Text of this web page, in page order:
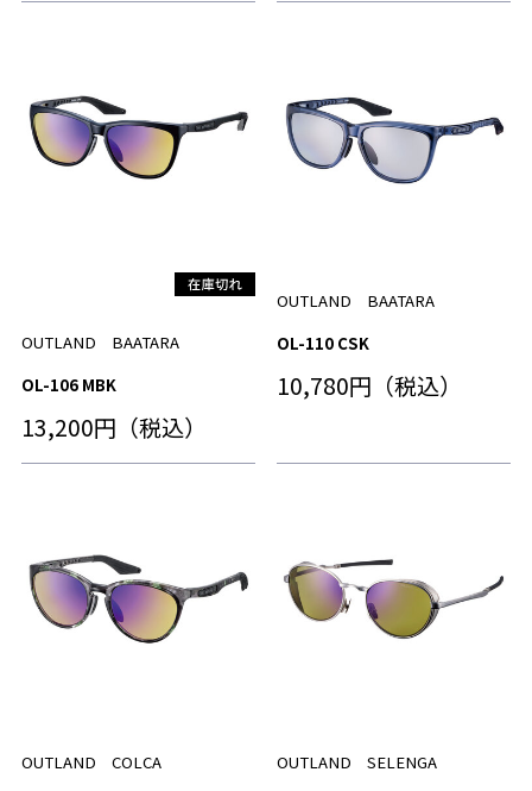
OUTLAND BAATARA
OL-106 MBK
13,200円（税込）
OUTLAND BAATARA
OL-110 CSK
10,780円（税込）
OUTLAND COLCA
OUTLAND SELENGA